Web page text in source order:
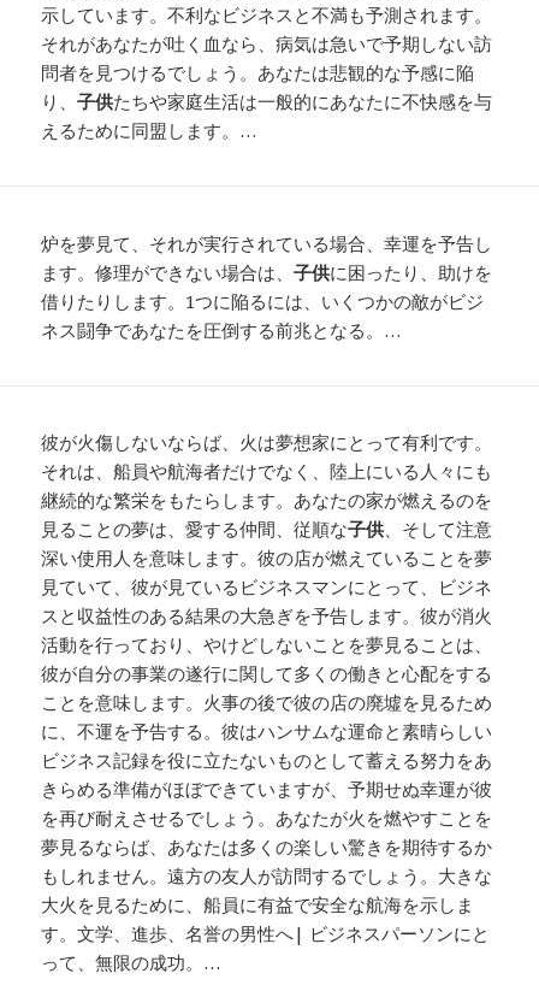
示しています。不利なビジネスと不満も予測されます。
それがあなたが吐く血なら、病気は急いで予期しない訪
問者を見つけるでしょう。あなたは悲観的な予感に陥
り、子供たちや家庭生活は一般的にあなたに不快感を与
えるために同盟します。…
炉を夢見て、それが実行されている場合、幸運を予告し
ます。修理ができない場合は、子供に困ったり、助けを
借りたりします。1つに陥るには、いくつかの敵がビジ
ネス闘争であなたを圧倒する前兆となる。…
彼が火傷しないならば、火は夢想家にとって有利です。
それは、船員や航海者だけでなく、陸上にいる人々にも
継続的な繁栄をもたらします。あなたの家が燃えるのを
見ることの夢は、愛する仲間、従順な子供、そして注意
深い使用人を意味します。彼の店が燃えていることを夢
見ていて、彼が見ているビジネスマンにとって、ビジネ
スと収益性のある結果の大急ぎを予告します。彼が消火
活動を行っており、やけどしないことを夢見ることは、
彼が自分の事業の遂行に関して多くの働きと心配をする
ことを意味します。火事の後で彼の店の廃墟を見るため
に、不運を予告する。彼はハンサムな運命と素晴らしい
ビジネス記録を役に立たないものとして蓄える努力をあ
きらめる準備がほぼできていますが、予期せぬ幸運が彼
を再び耐えさせるでしょう。あなたが火を燃やすことを
夢見るならば、あなたは多くの楽しい驚きを期待するか
もしれません。遠方の友人が訪問するでしょう。大きな
大火を見るために、船員に有益で安全な航海を示しま
す。文学、進歩、名誉の男性へ| ビジネスパーソンにと
って、無限の成功。…